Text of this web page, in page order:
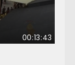
00:13:43